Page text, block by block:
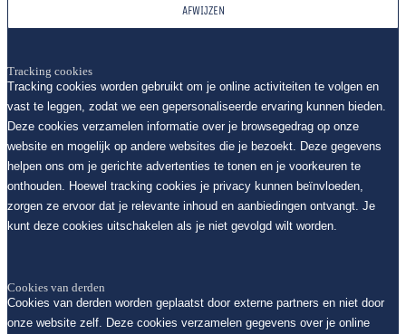
AFWIJZEN
Tracking cookies
Tracking cookies worden gebruikt om je online activiteiten te volgen en
vast te leggen, zodat we een gepersonaliseerde ervaring kunnen bieden.
Deze cookies verzamelen informatie over je browsegedrag op onze
website en mogelijk op andere websites die je bezoekt. Deze gegevens
helpen ons om je gerichte advertenties te tonen en je voorkeuren te
onthouden. Hoewel tracking cookies je privacy kunnen beïnvloeden,
zorgen ze ervoor dat je relevante inhoud en aanbiedingen ontvangt. Je
kunt deze cookies uitschakelen als je niet gevolgd wilt worden.
Cookies van derden
Cookies van derden worden geplaatst door externe partners en niet door
onze website zelf. Deze cookies verzamelen gegevens over je online